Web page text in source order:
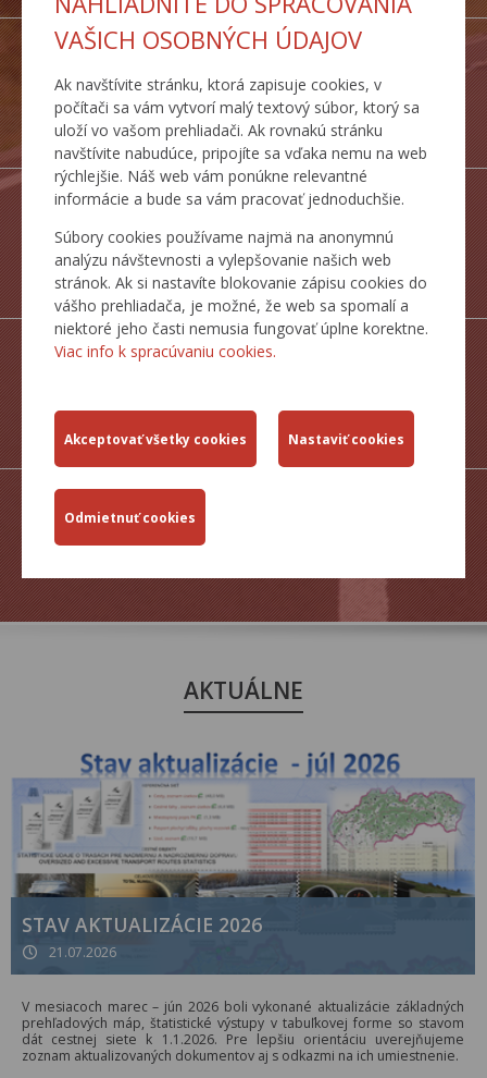
VAŠICH OSOBNÝCH ÚDAJOV
Ak navštívite stránku, ktorá zapisuje cookies, v
počítači sa vám vytvorí malý textový súbor, ktorý sa
uloží vo vašom prehliadači. Ak rovnakú stránku
navštívite nabudúce, pripojíte sa vďaka nemu na web
rýchlejšie. Náš web vám ponúkne relevantné
informácie a bude sa vám pracovať jednoduchšie.
Súbory cookies používame najmä na anonymnú
analýzu návštevnosti a vylepšovanie našich web
stránok. Ak si nastavíte blokovanie zápisu cookies do
vášho prehliadača, je možné, že web sa spomalí a
niektoré jeho časti nemusia fungovať úplne korektne.
Viac info k spracúvaniu cookies.
DOPRAVNÉ
TRASY
ŠTATISTICKÉ
PREHĽADY
MAPY CESTNEJ
SIETE SR
AKTUÁLNE
STAV AKTUALIZÁCIE 2026
21.07.2026
V mesiacoch marec – jún 2026 boli vykonané aktualizácie základných
prehľadových máp, štatistické výstupy v tabuľkovej forme so stavom
dát cestnej siete k 1.1.2026. Pre lepšiu orientáciu uverejňujeme
zoznam aktualizovaných dokumentov aj s odkazmi na ich umiestnenie.